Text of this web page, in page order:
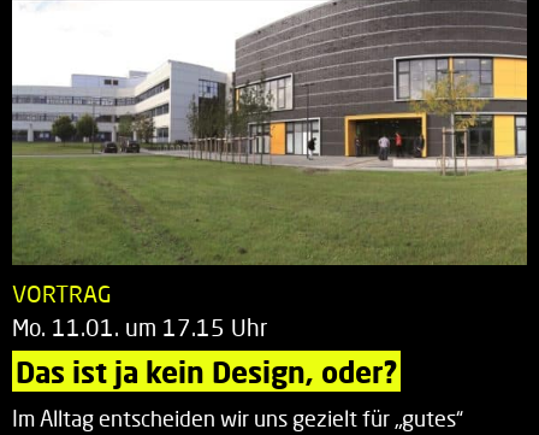
VORTRAG
Mo. 11.01. um 17.15 Uhr
Das ist ja kein Design, oder?
Im Alltag entscheiden wir uns gezielt für „gutes“